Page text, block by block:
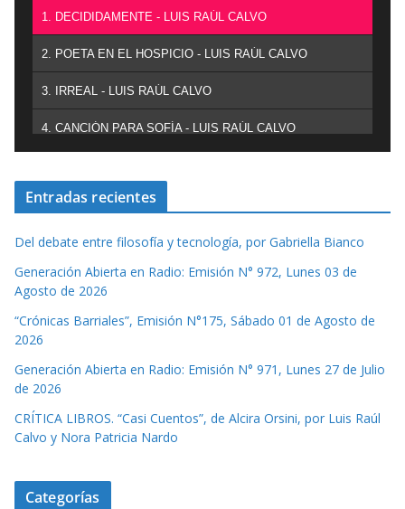
1. DECIDIDAMENTE - LUIS RAÚL CALVO
2. POETA EN EL HOSPICIO - LUIS RAÚL CALVO
3. IRREAL - LUIS RAÚL CALVO
4. CANCIÓN PARA SOFÍA - LUIS RAÚL CALVO
Entradas recientes
Del debate entre filosofía y tecnología, por Gabriella Bianco
Generación Abierta en Radio: Emisión N° 972, Lunes 03 de
Agosto de 2026
“Crónicas Barriales”, Emisión N°175, Sábado 01 de Agosto de
2026
Generación Abierta en Radio: Emisión N° 971, Lunes 27 de Julio
de 2026
CRÍTICA LIBROS. “Casi Cuentos”, de Alcira Orsini, por Luis Raúl
Calvo y Nora Patricia Nardo
Categorías